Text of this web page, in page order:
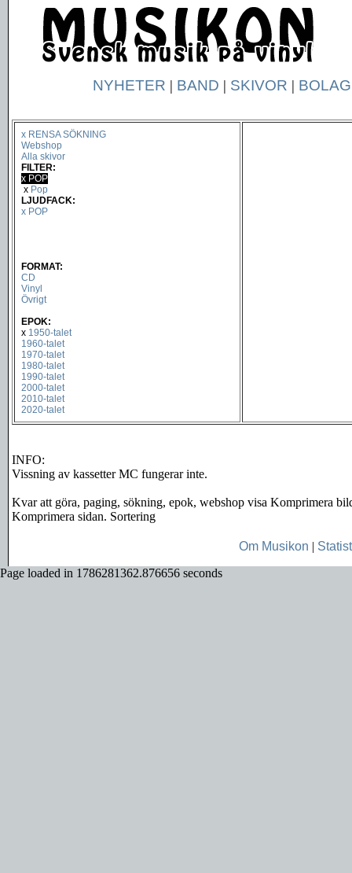
NYHETER | BAND | SKIVOR | BOLAG
x RENSA SÖKNING
Webshop
Alla skivor
FILTER:
x POP
x Pop
LJUDFACK:
x POP
FORMAT:
CD
Vinyl
Övrigt
EPOK:
x 1950-talet
1960-talet
1970-talet
1980-talet
1990-talet
2000-talet
2010-talet
2020-talet
INFO:
Vissning av kassetter MC fungerar inte.
Kvar att göra, paging, sökning, epok, webshop visa Komprimera
Komprimera sidan. Sortering
Om Musikon |
Page loaded in 1786281362.876656 seconds